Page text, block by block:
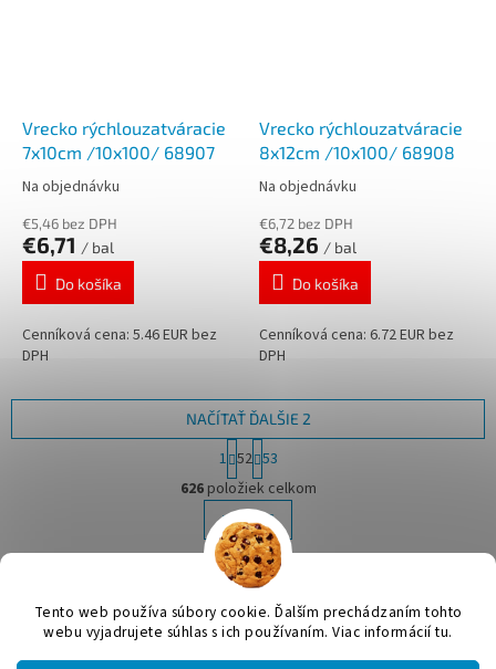
Tento web používa súbory cookie. Ďalším prechádzaním tohto
webu vyjadrujete súhlas s ich používaním. Viac informácií tu.
Vrecko rýchlouzatváracie
7x10cm /10x100/ 68907
Na objednávku
€5,46 bez DPH
€6,71 / bal
Do košíka
Cenníková cena: 5.46 EUR bez
DPH
Vrecko rýchlouzatváracie
8x12cm /10x100/ 68908
Na objednávku
€6,72 bez DPH
€8,26 / bal
Do košíka
Cenníková cena: 6.72 EUR bez
DPH
O
v
l
á
d
a
c
i
e
NAČÍTAŤ ĎALŠIE 2
t
r
á
n
k
o
v
n
i
1 52 53
626položiek celkom
HORE
Vytvoril Shoptet